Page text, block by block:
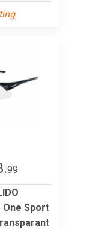
99
One Sport